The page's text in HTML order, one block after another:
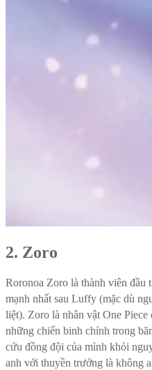
2. Zoro
Roronoa Zoro là thành viên đầu
mạnh nhất sau Luffy (mặc dù
liệt). Zoro là nhân vật One
những chiến binh chính trong
cứu đồng đội của mình khỏi
anh với thuyền trưởng là không